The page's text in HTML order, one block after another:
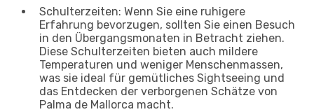
Schulterzeiten: Wenn Sie eine ruhigere
Erfahrung bevorzugen, sollten Sie einen Besuch
in den Übergangsmonaten in Betracht ziehen.
Diese Schulterzeiten bieten auch mildere
Temperaturen und weniger Menschenmassen,
was sie ideal für gemütliches Sightseeing und
das Entdecken der verborgenen Schätze von
Palma de Mallorca macht.